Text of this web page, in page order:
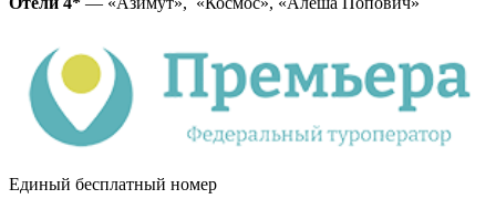
Единый бесплатный номер